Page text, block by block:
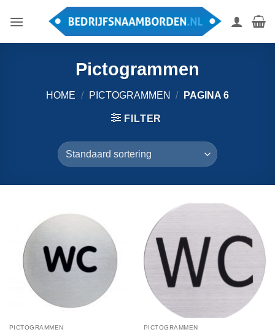
naar
Pictogrammen
HOME / PICTOGRAMMEN / PAGINA 6
FILTER
PICTOGRAMMEN PICTOGRAMMEN